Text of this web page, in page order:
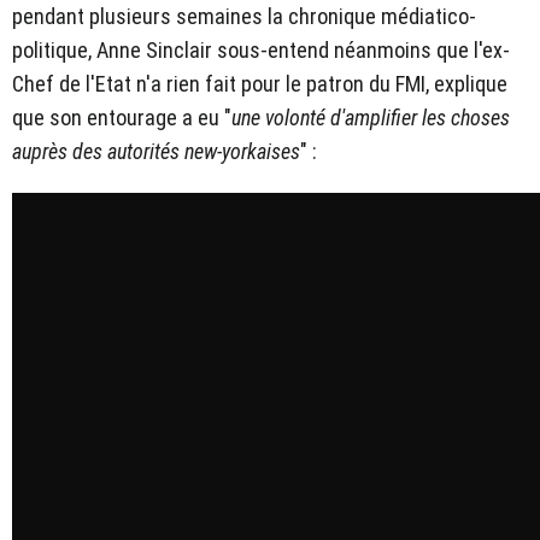
pendant plusieurs semaines la chronique médiatico-
politique, Anne Sinclair sous-entend néanmoins que l'ex-
Chef de l'Etat n'a rien fait pour le patron du FMI, explique
que son entourage a eu "une volonté d'amplifier les choses
auprès des autorités new-yorkaises" :